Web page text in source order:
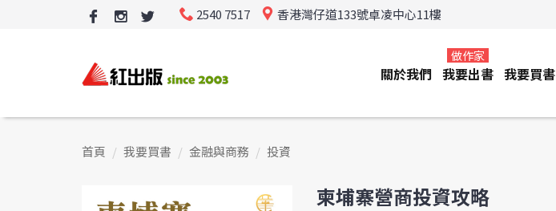
2540 7517 香港灣仔道133號卓凌中心11樓
關於我們 我要出書
做作家
我要買書
首頁 我要買書 金融與商務 投資
柬埔寨營商投資攻略